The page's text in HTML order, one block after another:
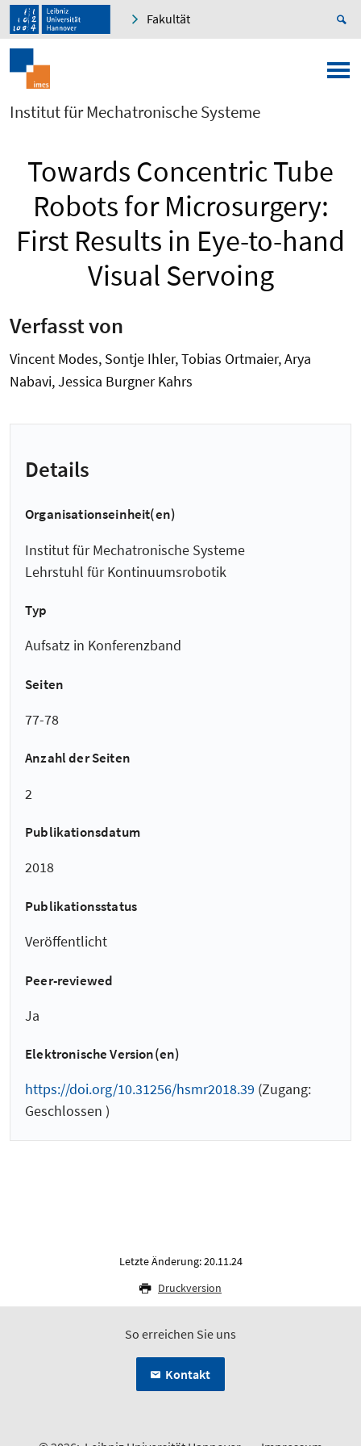
Fakultät
Institut für Mechatronische Systeme
Towards Concentric Tube
Robots for Microsurgery:
First Results in Eye-to-hand
Visual Servoing
Verfasst von
Vincent Modes, Sontje Ihler, Tobias Ortmaier, Arya
Nabavi, Jessica Burgner Kahrs
Details
Organisationseinheit(en)
Institut für Mechatronische Systeme
Lehrstuhl für Kontinuumsrobotik
Typ
Aufsatz in Konferenzband
Seiten
77-78
Anzahl der Seiten
2
Publikationsdatum
2018
Publikationsstatus
Veröffentlicht
Peer-reviewed
Ja
Elektronische Version(en)
https://doi.org/10.31256/hsmr2018.39 (Zugang:
Geschlossen )
Letzte Änderung: 20.11.24
Druckversion
So erreichen Sie uns
Kontakt